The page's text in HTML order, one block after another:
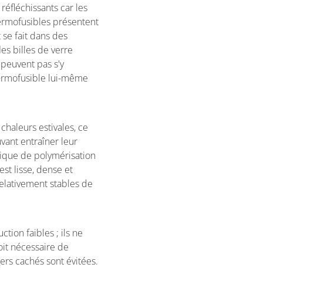
car les
présentent
fait dans des
billes de verre
pas s'y
lui-même
estivales, ce
entraîner leur
de polymérisation
lisse, dense et
stables de
faibles ; ils ne
nécessaire de
cachés sont évitées.